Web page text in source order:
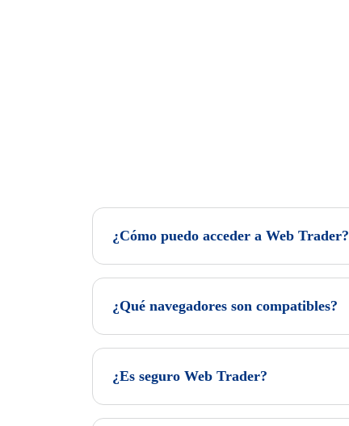
¿Cómo puedo acceder a Web Trader?
¿Qué navegadores son compatibles?
¿Es seguro Web Trader?